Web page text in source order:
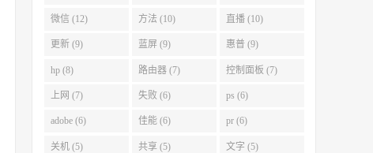
微信 (12) 方法 (10) 直播 (10)
更新 (9) 蓝屏 (9) 惠普 (9)
hp (8) 路由器 (7) 控制面板 (7)
上网 (7) 失败 (6) ps (6)
adobe (6) 佳能 (6) pr (6)
关机 (5) 共享 (5) 文字 (5)